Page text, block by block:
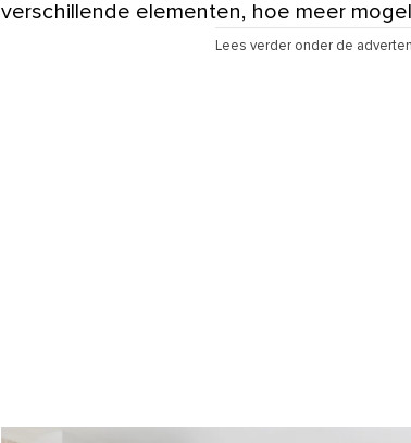
verschillende elementen, hoe meer
Lees verder onder de